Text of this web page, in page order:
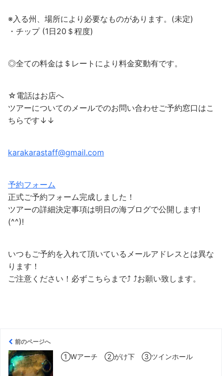
※入る州、場所により必要なものがあります。(未定)
・チップ (1日20＄程度)
◎全ての料金は＄レートにより料金変動有です。
☆電話はお店へ
ツアーについてのメールでのお問い合わせご予約窓口はこ
ちらです↓↓
karakarastaff@gmail.com
予約フォーム
正式ご予約フォーム完成しました！
ツアーの詳細決定事項は明日の海ブログで公開します!
(^^)!
いつもご予約を入れて頂いているメールアドレスとは異な
ります！
ご注意ください！必ずこちらまで⤴︎ ⤴︎お願い致します。
前のページへ
①Wアーチ ②がけ下 ③ツインホール